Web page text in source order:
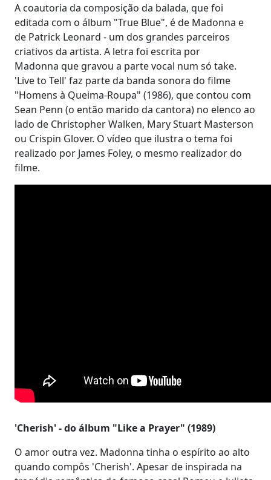
A coautoria da composição da balada, que foi
editada com o álbum "True Blue", é de Madonna e
de Patrick Leonard - um dos grandes parceiros
criativos da artista. A letra foi escrita por
Madonna que gravou a parte vocal num só take.
'Live to Tell' faz parte da banda sonora do filme
"Homens à Queima-Roupa" (1986), que contou com
Sean Penn (o então marido da cantora) no elenco ao
lado de Christopher Walken, Mary Stuart Masterson
ou Crispin Glover. O vídeo que ilustra o tema foi
realizado por James Foley, o mesmo realizador do
filme.
'Cherish' - do álbum "Like a Prayer" (1989)
O amor outra vez. Madonna tinha o espírito ao alto
quando compôs 'Cherish'. Apesar de inspirada na